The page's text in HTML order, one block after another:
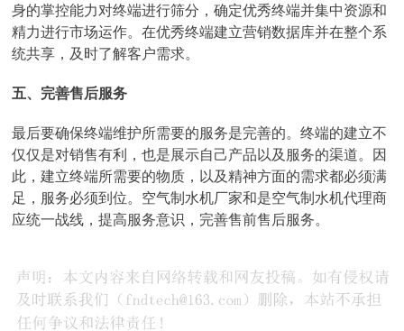
身的掌控能力对终端进行筛分，确定优秀终端并集中资源和
精力进行市场运作。在优秀终端建立营销数据库并在整个系
统共享，及时了解客户需求。
五、完善售后服务
最后要确保终端维护所需要的服务是完善的。终端的建立不
仅仅是对销售有利，也是展示自己产品以及服务的渠道。因
此，建立终端所需要的物质，以及精神方面的需求都必须满
足，服务必须到位。空气制水机厂家和是空气制水机代理商
应统一战线，提高服务意识，完善售前售后服务。